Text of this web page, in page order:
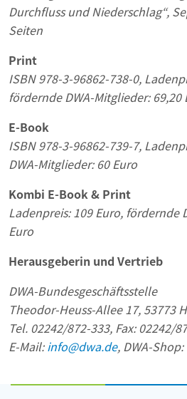
Durchfluss und Niederschlag“,
Seiten
Print
ISBN 978-3-96862-738-0,
fördernde DWA-Mitglieder: 69,20
E-Book
ISBN 978-3-96862-739-7,
DWA-Mitglieder: 60 Euro
Kombi E-Book & Print
Ladenpreis: 109 Euro, fördernde
Euro
Herausgeberin und Vertrieb
DWA-Bundesgeschäftsstelle
Theodor-Heuss-Allee 17, 53773
Tel. 02242/872-333, Fax: 02242/
E-Mail:info@dwa.de, DWA-